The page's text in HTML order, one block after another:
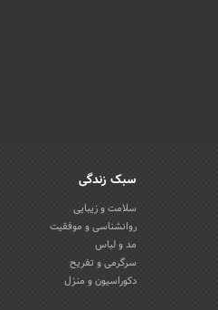
سبک زندگی
سلامت و زیبایی
روانشناسی و موفقیت
مد و لباس
سرگرمی و تفریح
دکوراسیون و منزل